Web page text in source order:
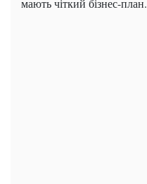
мають чіткий бізнес-план.